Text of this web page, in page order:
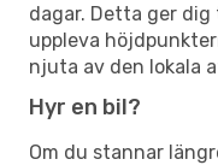
dagar. Detta ger
uppleva
njuta av den lokala
Hyr en bil?
Om du stannar